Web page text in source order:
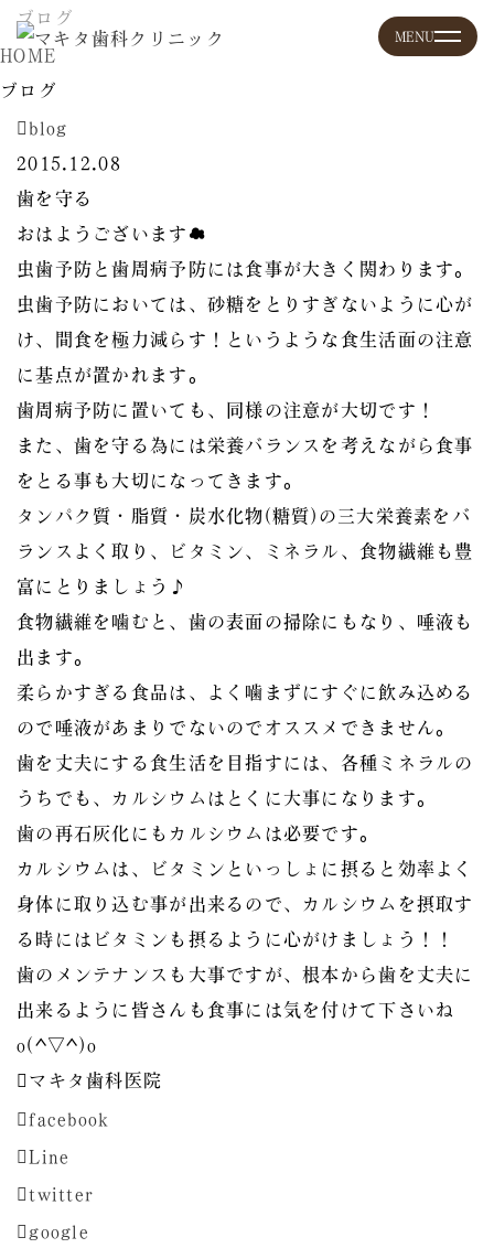
ブログ
HOME
ブログ
blog
2015.12.08
歯を守る
おはようございます☁
虫歯予防と歯周病予防には食事が大きく関わります。
虫歯予防においては、砂糖をとりすぎないように心が
け、間食を極力減らす！というような食生活面の注意
に基点が置かれます。
歯周病予防に置いても、同様の注意が大切です！
また、歯を守る為には栄養バランスを考えながら食事
をとる事も大切になってきます。
タンパク質・脂質・炭水化物(糖質)の三大栄養素をバ
ランスよく取り、ビタミン、ミネラル、食物繊維も豊
富にとりましょう♪
食物繊維を噛むと、歯の表面の掃除にもなり、唾液も
出ます。
柔らかすぎる食品は、よく噛まずにすぐに飲み込める
ので唾液があまりでないのでオススメできません。
歯を丈夫にする食生活を目指すには、各種ミネラルの
うちでも、カルシウムはとくに大事になります。
歯の再石灰化にもカルシウムは必要です。
カルシウムは、ビタミンといっしょに摂ると効率よく
身体に取り込む事が出来るので、カルシウムを摂取す
る時にはビタミンも摂るように心がけましょう！！
歯のメンテナンスも大事ですが、根本から歯を丈夫に
出来るように皆さんも食事には気を付けて下さいね
o(^▽^)o
マキタ歯科医院
facebook
Line
twitter
google